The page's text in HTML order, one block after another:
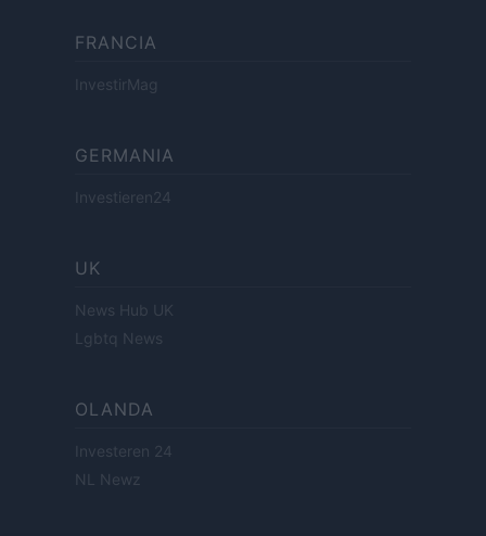
FRANCIA
InvestirMag
GERMANIA
Investieren24
UK
News Hub UK
Lgbtq News
OLANDA
Investeren 24
NL Newz